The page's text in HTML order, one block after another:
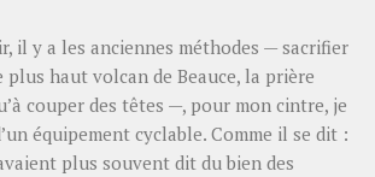
il y a les anciennes méthodes — sacrifier
plus haut volcan de Beauce, la prière
couper des têtes —, pour mon cintre, je
équipement cyclable. Comme il se dit :
plus souvent dit du bien des